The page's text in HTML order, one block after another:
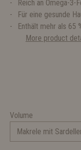
Reich an Omega-3-
Für eine gesunde
Enthält mehr als 65
More product
Volume